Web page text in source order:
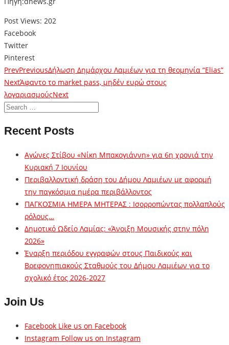
Post Views: 202
Facebook
Twitter
Pinterest
PrevPreviousΔήλωση Δημάρχου Λαμιέων για τη θεομηνία “Elias”
NextΆφαντο το market pass, μηδέν ευρώ στους
λογαριασμούςNext
Recent Posts
Αγώνες Στίβου «Νίκη Μπακογιάννη» για 6η χρονιά την
Κυριακή 7 Ιουνίου
Περιβαλλοντική δράση του Δήμου Λαμιέων με αφορμή
την παγκόσμια ημέρα περιβάλλοντος
ΠΑΓΚΟΣΜΙΑ ΗΜΕΡΑ ΜΗΤΕΡΑΣ : Ισορροπώντας πολλαπλούς
ρόλους…
Δημοτικό Ωδείο Λαμίας: «Άνοιξη Μουσικής στην πόλη
2026»
Έναρξη περιόδου εγγραφών στους Παιδικούς και
Βρεφονηπιακούς Σταθμούς του Δήμου Λαμιέων για το
σχολικό έτος 2026-2027
Join Us
Facebook Like us on Facebook
Instagram Follow us on Instagram